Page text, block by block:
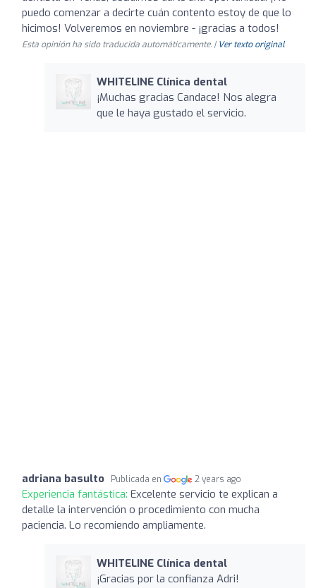
puedo comenzar a decirte cuán contento estoy de que lo
hicimos! Volveremos en noviembre - ¡gracias a todos!
Esta opinión ha sido traducida automáticamente. | Ver texto original
WHITELINE Clínica dental
¡Muchas gracias Candace! Nos alegra
que le haya gustado el servicio.
adriana basulto Publicada en 2 years ago
Experiencia fantástica: Excelente servicio te explican a
detalle la intervención o procedimiento con mucha
paciencia. Lo recomiendo ampliamente.
WHITELINE Clínica dental
¡Gracias por la confianza Adri!